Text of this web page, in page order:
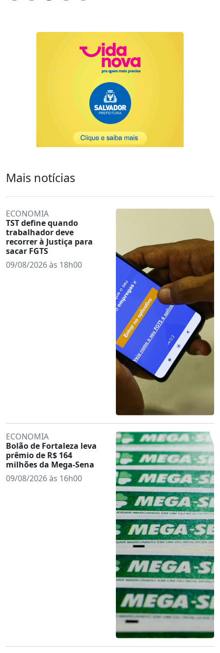
Mais notícias
ECONOMIA
TST define quando
trabalhador deve
recorrer à Justiça para
sacar FGTS
09/08/2026 às 18h00
ECONOMIA
Bolão de Fortaleza leva
prêmio de R$ 164
milhões da Mega-Sena
09/08/2026 às 16h00